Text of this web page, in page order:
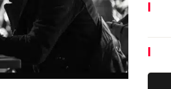
|
|